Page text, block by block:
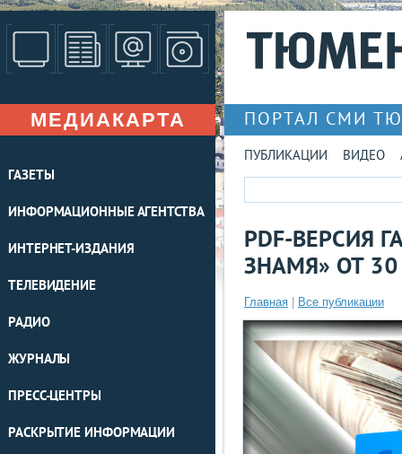
МЕДИАКАРТА
ГАЗЕТЫ
ИНФОРМАЦИОННЫЕ АГЕНТСТВА
ИНТЕРНЕТ-ИЗДАНИЯ
ТЕЛЕВИДЕНИЕ
РАДИО
ЖУРНАЛЫ
ПРЕСС-ЦЕНТРЫ
РАСКРЫТИЕ ИНФОРМАЦИИ
ПОРТАЛ СМИ
ПУБЛИКАЦИИ ВИДЕО
PDF-ВЕРСИЯ
ЗНАМЯ» ОТ
Главная Все публикации